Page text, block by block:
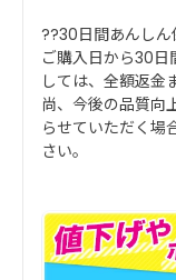
??30日間あんしん
ご購入日から30日
しては、全額返金
尚、今後の品質向
らせていただく場
さい。